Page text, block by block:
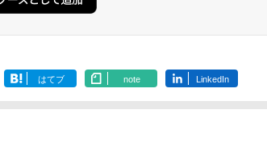
はてブ note LinkedIn